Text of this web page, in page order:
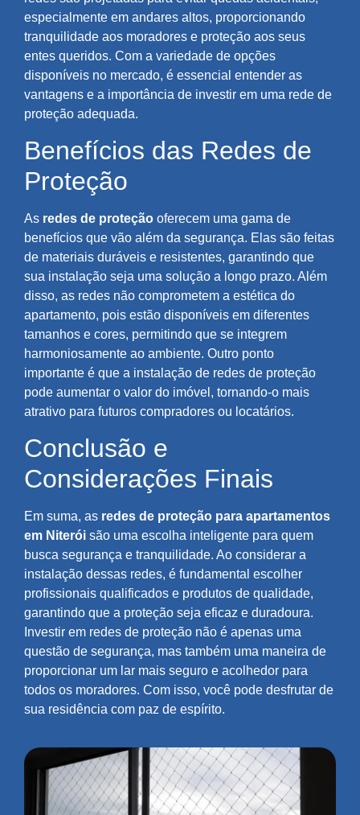
especialmente em andares altos, proporcionando
tranquilidade aos moradores e proteção aos seus
entes queridos. Com a variedade de opções
disponíveis no mercado, é essencial entender as
vantagens e a importância de investir em uma rede de
proteção adequada.
Benefícios das Redes de
Proteção
As redes de proteção oferecem uma gama de
benefícios que vão além da segurança. Elas são feitas
de materiais duráveis e resistentes, garantindo que
sua instalação seja uma solução a longo prazo. Além
disso, as redes não comprometem a estética do
apartamento, pois estão disponíveis em diferentes
tamanhos e cores, permitindo que se integrem
harmoniosamente ao ambiente. Outro ponto
importante é que a instalação de redes de proteção
pode aumentar o valor do imóvel, tornando-o mais
atrativo para futuros compradores ou locatários.
Conclusão e
Considerações Finais
Em suma, as redes de proteção para apartamentos
em Niterói são uma escolha inteligente para quem
busca segurança e tranquilidade. Ao considerar a
instalação dessas redes, é fundamental escolher
profissionais qualificados e produtos de qualidade,
garantindo que a proteção seja eficaz e duradoura.
Investir em redes de proteção não é apenas uma
questão de segurança, mas também uma maneira de
proporcionar um lar mais seguro e acolhedor para
todos os moradores. Com isso, você pode desfrutar de
sua residência com paz de espírito.